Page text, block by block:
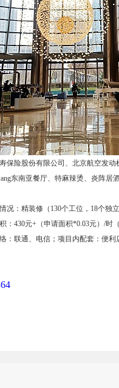
保险股份有限公司、北京航空发
东南亚餐厅、特麻辣烫、炎阵
况：精装修（130个工位，18个独
：430元+（申请面积*0.03元）/
：联通、电信；项目内配套：便利